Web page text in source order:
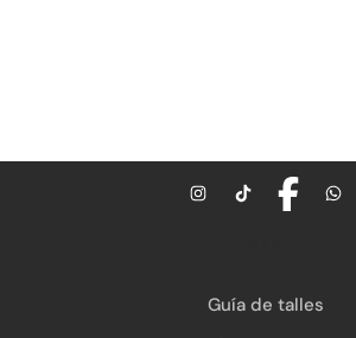
Guía de talles